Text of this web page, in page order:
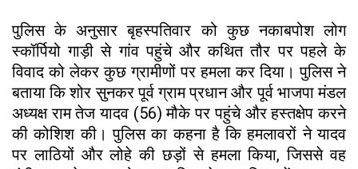
पुलिस के अनुसार बृहस्पतिवार को कुछ नकाबपोश लोग
स्कॉर्पियो गाड़ी से गांव पहुंचे और कथित तौर पर पहले के
विवाद को लेकर कुछ ग्रामीणों पर हमला कर दिया। पुलिस ने
बताया कि शोर सुनकर पूर्व ग्राम प्रधान और पूर्व भाजपा मंडल
अध्यक्ष राम तेज यादव (56) मौके पर पहुंचे और हस्तक्षेप करने
की कोशिश की। पुलिस का कहना है कि हमलावरों ने यादव
पर लाठियों और लोहे की छड़ों से हमला किया, जिससे वह